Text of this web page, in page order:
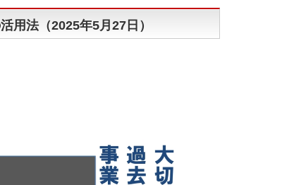
用法（2025年5月27日）